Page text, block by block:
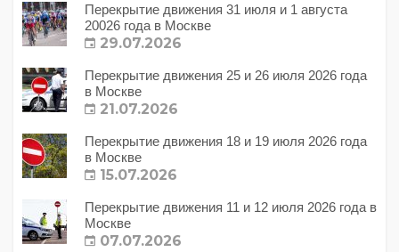
Перекрытие движения 31 июля и 1 августа
20026 года в Москве
29.07.2026
Перекрытие движения 25 и 26 июля 2026 года
в Москве
21.07.2026
Перекрытие движения 18 и 19 июля 2026 года
в Москве
15.07.2026
Перекрытие движения 11 и 12 июля 2026 года в
Москве
07.07.2026